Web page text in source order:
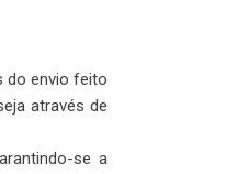
do envio feito
através de
se a